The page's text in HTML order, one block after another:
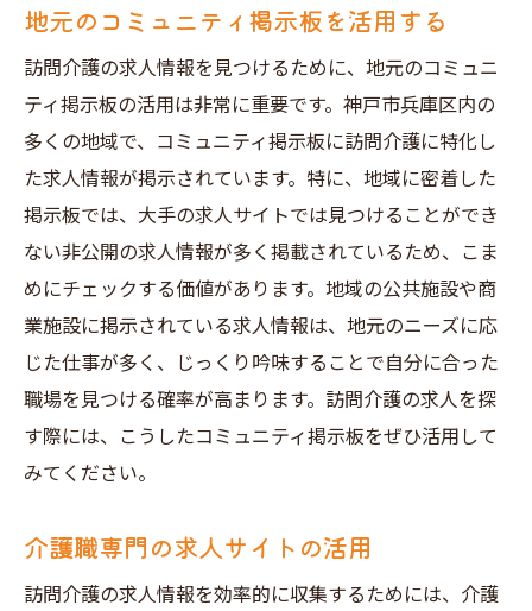
地元のコミュニティ掲示板を活用する
訪問介護の求人情報を見つけるために、地元のコミュニ
ティ掲示板の活用は非常に重要です。神戸市兵庫区内の
多くの地域で、コミュニティ掲示板に訪問介護に特化し
た求人情報が掲示されています。特に、地域に密着した
掲示板では、大手の求人サイトでは見つけることができ
ない非公開の求人情報が多く掲載されているため、こま
めにチェックする価値があります。地域の公共施設や商
業施設に掲示されている求人情報は、地元のニーズに応
じた仕事が多く、じっくり吟味することで自分に合った
職場を見つける確率が高まります。訪問介護の求人を探
す際には、こうしたコミュニティ掲示板をぜひ活用して
みてください。
介護職専門の求人サイトの活用
訪問介護の求人情報を効率的に収集するためには、介護